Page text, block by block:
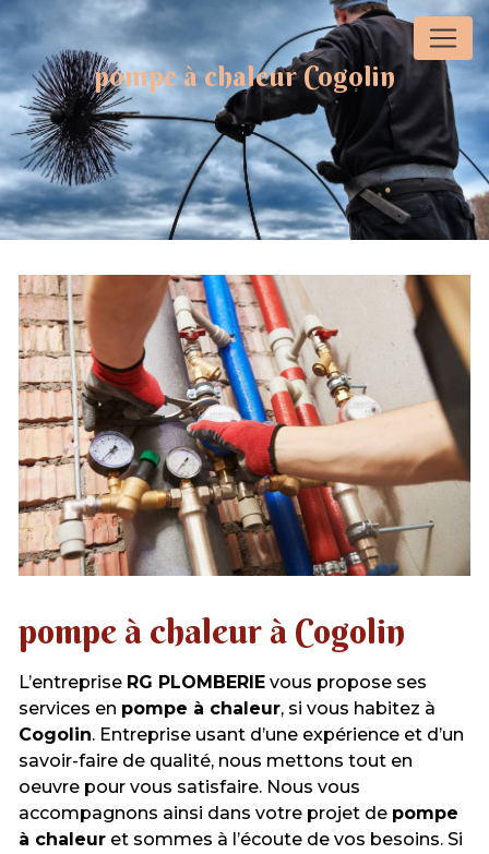
pompe à chaleur Cogolin
pompe à chaleur à Cogolin
L’entreprise RG PLOMBERIE vous propose ses
services en pompe à chaleur, si vous habitez à
Cogolin. Entreprise usant d’une expérience et d’un
savoir-faire de qualité, nous mettons tout en
oeuvre pour vous satisfaire. Nous vous
accompagnons ainsi dans votre projet de pompe
à chaleur et sommes à l’écoute de vos besoins. Si
Panneau de gestion des cookies